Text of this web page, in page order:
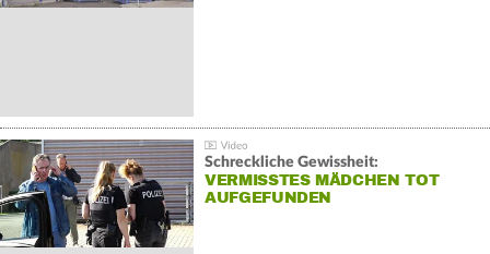
Schreckliche Gewissheit:
VERMISSTES MÄDCHEN TOT
AUFGEFUNDEN